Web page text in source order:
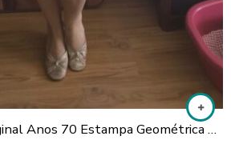
Vestido Vintage Original Anos 70 Estampa Geométrica Colorida